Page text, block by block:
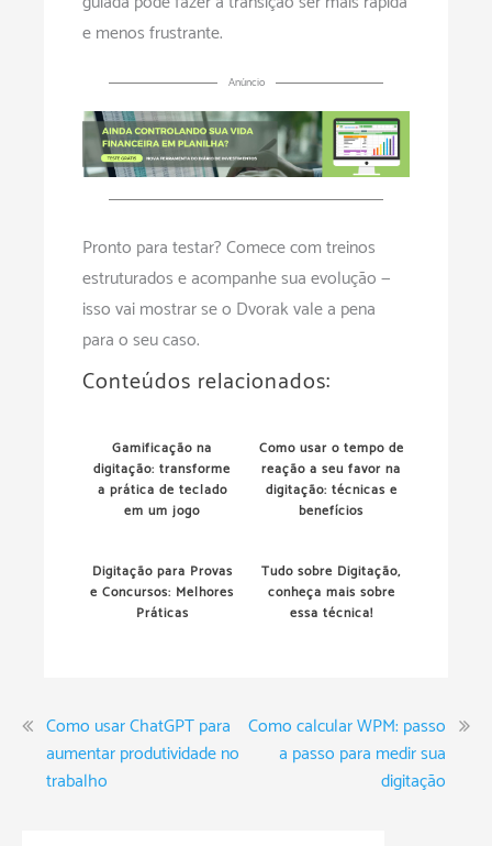
e menos frustrante.
Anúncio
Pronto para testar?Comece com treinos
estruturados e acompanhe sua evolução —
isso vai mostrar se o Dvorak vale a pena
para o seu caso.
Conteúdos relacionados:
Gamificação na
digitação: transforme
a prática de teclado
em um jogo
Como usar o tempo de
reação a seu favor na
digitação: técnicas e
benefícios
Digitação para Provas
e Concursos: Melhores
Práticas
Tudo sobre Digitação,
conheça mais sobre
essa técnica!
Como usar ChatGPT para
aumentar produtividade no
trabalho
Como calcular WPM: passo
a passo para medir sua
digitação